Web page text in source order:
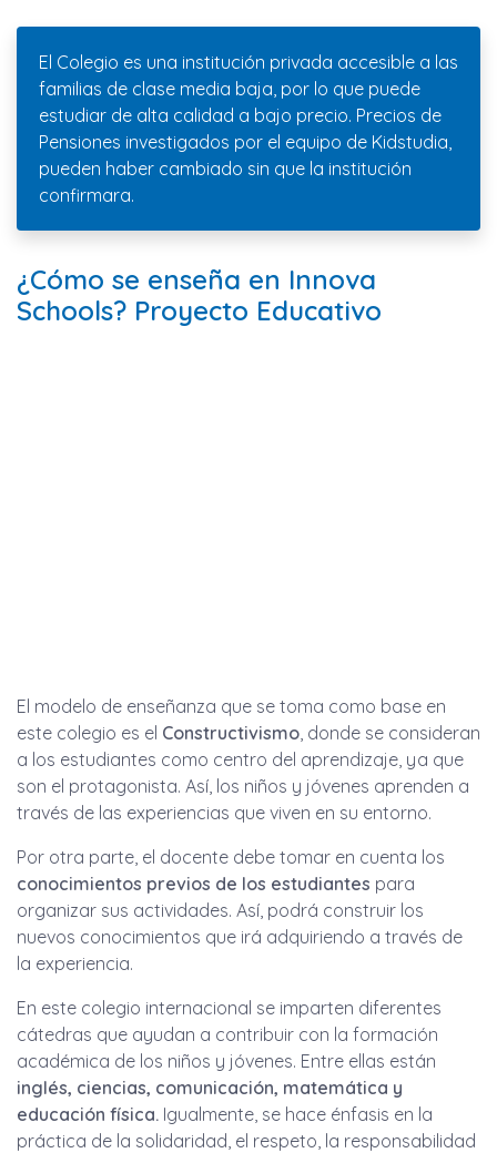
El Colegio es una institución privada accesible a las
familias de clase media baja, por lo que puede
estudiar de alta calidad a bajo precio. Precios de
Pensiones investigados por el equipo de Kidstudia,
pueden haber cambiado sin que la institución
confirmara.
¿Cómo se enseña en Innova
Schools? Proyecto Educativo
El modelo de enseñanza que se toma como base en
este colegio es el Constructivismo, donde se consideran
a los estudiantes como centro del aprendizaje, ya que
son el protagonista. Así, los niños y jóvenes aprenden a
través de las experiencias que viven en su entorno.
Por otra parte, el docente debe tomar en cuenta los
conocimientos previos de los estudiantes para
organizar sus actividades. Así, podrá construir los
nuevos conocimientos que irá adquiriendo a través de
la experiencia.
En este colegio internacional se imparten diferentes
cátedras que ayudan a contribuir con la formación
académica de los niños y jóvenes. Entre ellas están
inglés, ciencias, comunicación, matemática y
educación física. Igualmente, se hace énfasis en la
práctica de la solidaridad, el respeto, la responsabilidad